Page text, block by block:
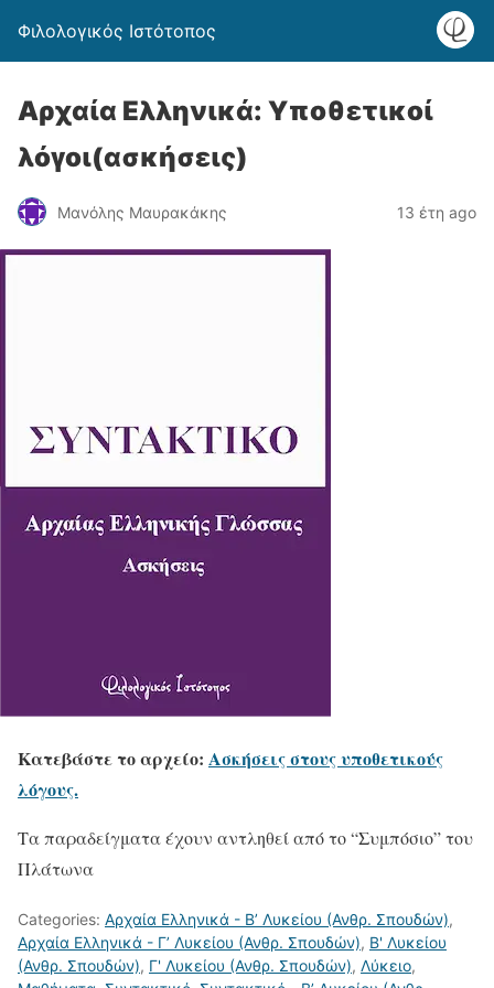
Φιλολογικός Ιστότοπος
Αρχαία Ελληνικά: Υποθετικοί
λόγοι(ασκήσεις)
Μανόλης Μαυρακάκης 13 έτη ago
Κατεβάστε το αρχείο: Ασκήσεις στους υποθετικούς
λόγους.
Τα παραδείγματα έχουν αντληθεί από το “Συμπόσιο” του
Πλάτωνα
Categories: Αρχαία Ελληνικά - Β’ Λυκείου (Ανθρ. Σπουδών),
Αρχαία Ελληνικά - Γ’ Λυκείου (Ανθρ. Σπουδών), Β' Λυκείου
(Ανθρ. Σπουδών), Γ' Λυκείου (Ανθρ. Σπουδών), Λύκειο,